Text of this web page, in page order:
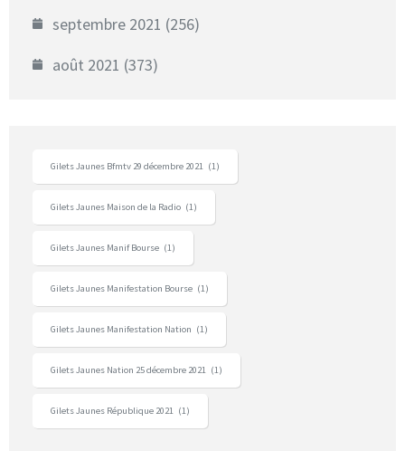
septembre 2021 (256)
août 2021 (373)
Gilets Jaunes Bfmtv 29 décembre 2021 (1)
Gilets Jaunes Maison de la Radio (1)
Gilets Jaunes Manif Bourse (1)
Gilets Jaunes Manifestation Bourse (1)
Gilets Jaunes Manifestation Nation (1)
Gilets Jaunes Nation 25 décembre 2021 (1)
Gilets Jaunes République 2021 (1)